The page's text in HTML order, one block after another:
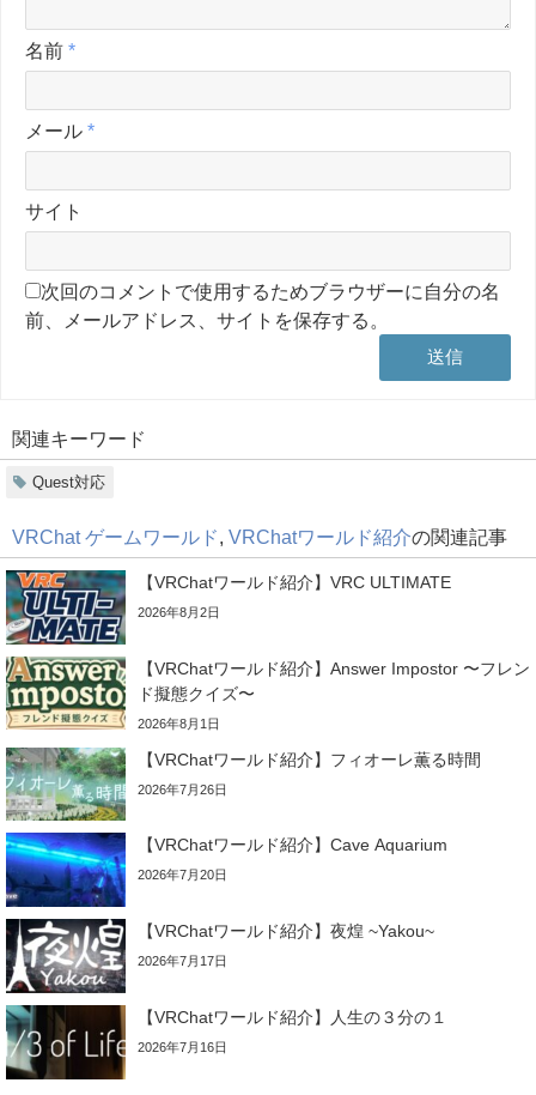
名前 *
メール *
サイト
次回のコメントで使用するためブラウザーに自分の名
前、メールアドレス、サイトを保存する。
関連キーワード
Quest対応
VRChat ゲームワールド VRChatワールド紹介の関連記事
【VRChatワールド紹介】VRC ULTIMATE
2026年8月2日
【VRChatワールド紹介】Answer Impostor 〜フレン
ド擬態クイズ〜
2026年8月1日
【VRChatワールド紹介】フィオーレ薫る時間
2026年7月26日
【VRChatワールド紹介】Cave Aquarium
2026年7月20日
【VRChatワールド紹介】夜煌 ~Yakou~
2026年7月17日
【VRChatワールド紹介】人生の３分の１
2026年7月16日